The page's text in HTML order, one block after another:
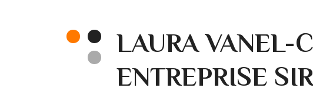
LAURA VANEL-
ENTREPRISE